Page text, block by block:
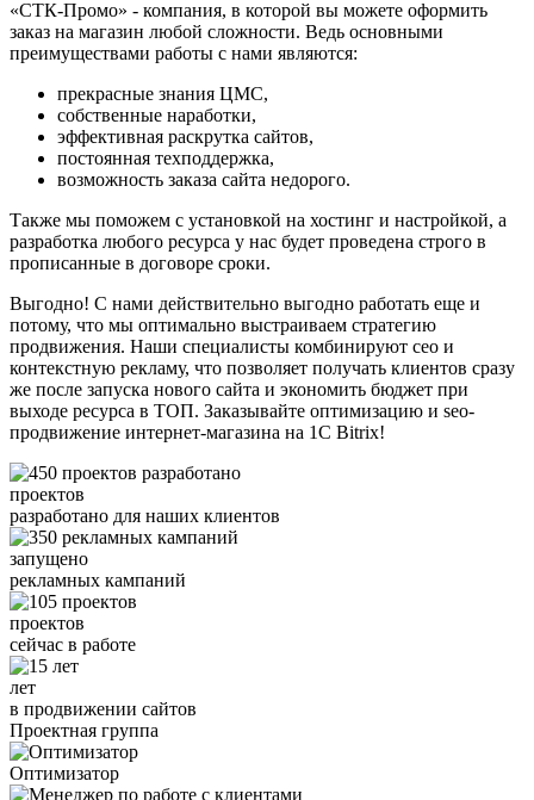
«СТК-Промо» - компания, в которой вы можете оформить
заказ на магазин любой сложности. Ведь основными
преимуществами работы с нами являются:
прекрасные знания ЦМС,
собственные наработки,
эффективная раскрутка сайтов,
постоянная техподдержка,
возможность заказа сайта недорого.
Также мы поможем с установкой на хостинг и настройкой, а
разработка любого ресурса у нас будет проведена строго в
прописанные в договоре сроки.
Выгодно! С нами действительно выгодно работать еще и
потому, что мы оптимально выстраиваем стратегию
продвижения. Наши специалисты комбинируют сео и
контекстную рекламу, что позволяет получать клиентов сразу
же после запуска нового сайта и экономить бюджет при
выходе ресурса в ТОП. Заказывайте оптимизацию и seo-
продвижение интернет-магазина на 1С Bitrix!
проектов
разработано для наших клиентов
запущено
рекламных кампаний
проектов
сейчас в работе
лет
в продвижении сайтов
Проектная группа
Оптимизатор